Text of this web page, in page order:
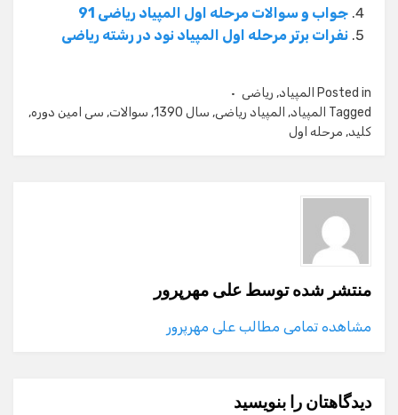
جواب و سوالات مرحله اول المپیاد ریاضی 91
نفرات برتر مرحله اول المپیاد نود در رشته ریاضی
Posted in المپیاد, ریاضی
Tagged المپیاد, المپیاد ریاضی, سال 1390 , سوالات, سی امین دوره,
کلید, مرحله اول
منتشر شده توسطعلی مهرپرور
مشاهده تمامی مطالب علی مهرپرور
دیدگاهتان را بنویسید